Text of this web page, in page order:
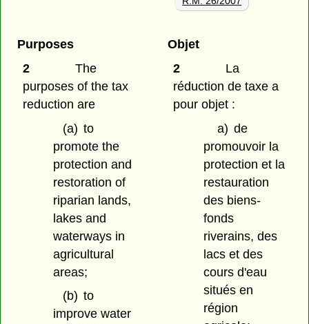
Purposes
2
The
purposes of the tax
reduction are
(a) to
promote the
protection and
restoration of
riparian lands,
lakes and
waterways in
agricultural
areas;
(b) to
improve water
Objet
2
La
réduction de taxe a
pour objet :
a) de
promouvoir la
protection et la
restauration
des biens-
fonds
riverains, des
lacs et des
cours d'eau
situés en
région